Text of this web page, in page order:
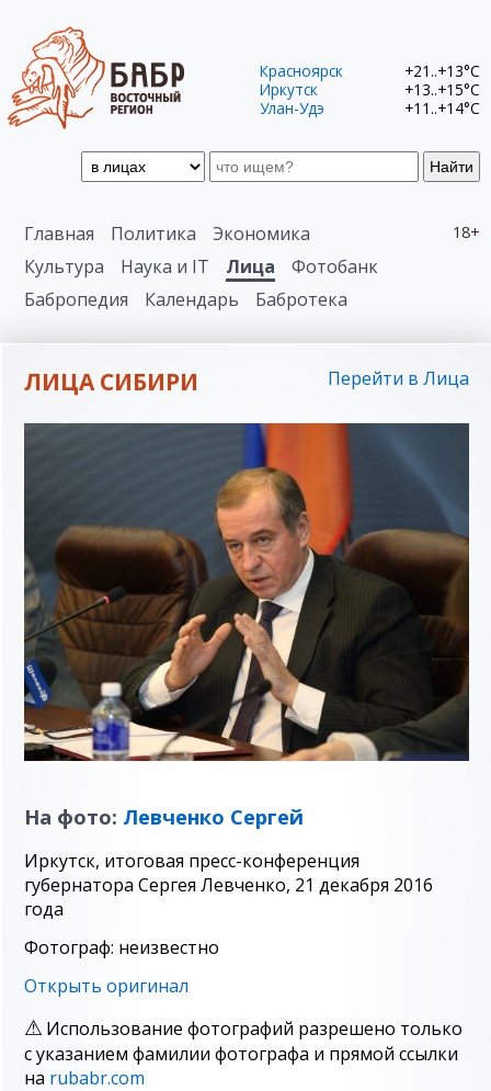
Найти
Красноярск
+21..+13°C
Иркутск
+13..+15°C
Улан-Удэ
+11..+14°C
18+
Главная Политика
Экономика
Культура
Наука и IT Лица
Фотобанк
Бабропедия
Календарь Бабротека
ЛИЦА СИБИРИ Перейти в Лица
На фото: Левченко Сергей
Иркутск, итоговая пресс-конференция
губернатора Сергея Левченко, 21 декабря 2016
года
Фотограф: неизвестно
Открыть оригинал
Использование фотографий разрешено только
с указанием фамилии фотографа и прямой ссылки
на rubabr.com